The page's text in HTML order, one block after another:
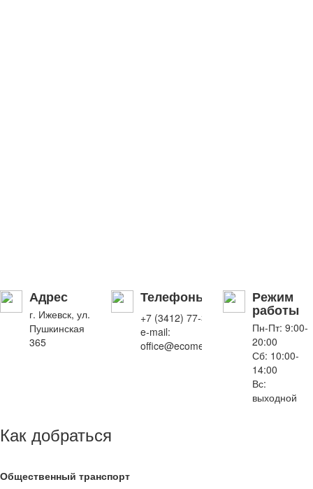
Адрес
г. Ижевск, ул.
Пушкинская
365
Телефоны
+7 (3412) 77-34-67
e-mail:
office@ecomedicine.ru
Режим
работы
Пн-Пт: 9:00-
20:00
Сб: 10:00-
14:00
Вс:
выходной
Как добраться
Общественный транспорт